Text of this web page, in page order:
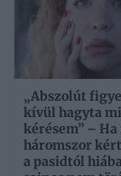
„Abszolút
kívül hagyta
kérésem” – Ha
háromszor
a pasidtól